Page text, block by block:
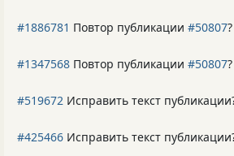
#1886781 Повтор публикации #50807?
#1347568 Повтор публикации #50807?
#519672 Исправить текст
#425466 Исправить текст